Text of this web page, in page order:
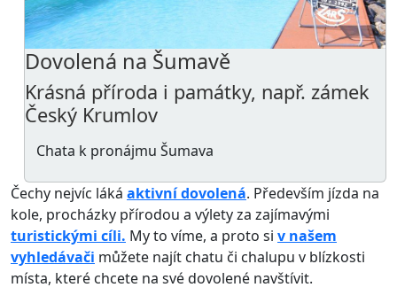
Dovolená na Šumavě
Krásná příroda i památky, např. zámek
Český Krumlov
Chata k pronájmu Šumava
Čechy nejvíc láká aktivní dovolená. Především jízda na
kole, procházky přírodou a výlety za zajímavými
turistickými cíli. My to víme, a proto si v našem
vyhledávači můžete najít chatu či chalupu v blízkosti
místa, které chcete na své dovolené navštívit.